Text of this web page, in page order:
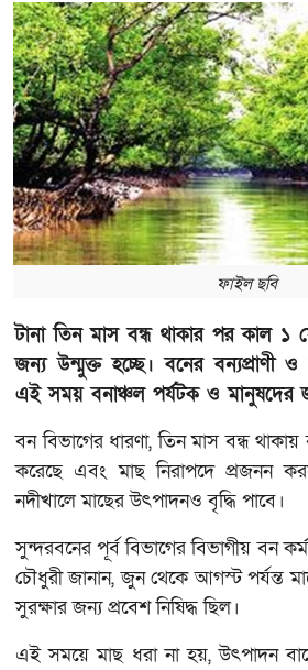
ফাইল ছবি
টানা তিন মাস বন্ধ থাকার পর কাল ১
জন্য উন্মুক্ত হচ্ছে। বনের বন্যপ্রাণী
এই সময় বনাঞ্চল পর্যটক ও মানুষদের
বন বিভাগের ধারণা, তিন মাস বন্ধ থাকায়
করেছে এবং মাছ নিরাপদে প্রজনন
নদীখালে মাছের উৎপাদনও বৃদ্ধি পাবে।
সুন্দরবনের পূর্ব বিভাগের বিভাগীয় বন
চৌধুরী জানান, জুন থেকে আগস্ট পর্যন্ত
সুরক্ষার জন্য প্রবেশ নিষিদ্ধ ছিল।
এই সময়ে মাছ ধরা না হয়, উৎপাদন